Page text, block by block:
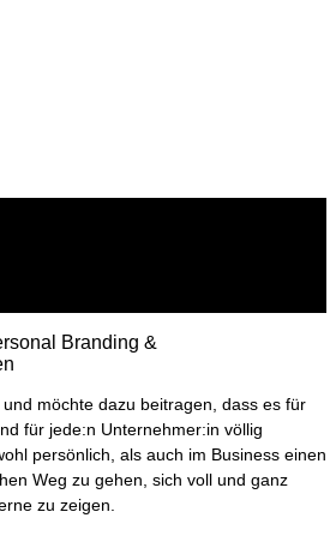
und möchte dazu beitragen, dass es für
für jede:n Unternehmer:in völlig
persönlich, als auch im Business einen
Weg zu gehen, sich voll und ganz
zu zeigen.